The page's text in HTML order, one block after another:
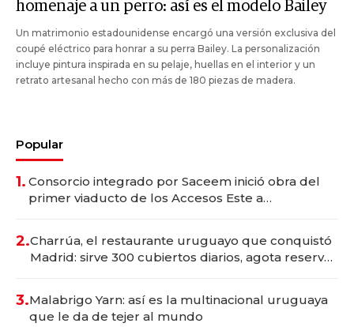
homenaje a un perro: así es el modelo Bailey
Un matrimonio estadounidense encargó una versión exclusiva del
coupé eléctrico para honrar a su perra Bailey. La personalización
incluye pintura inspirada en su pelaje, huellas en el interior y un
retrato artesanal hecho con más de 180 piezas de madera.
Popular
1. Consorcio integrado por Saceem inició obra del
primer viaducto de los Accesos Este a
2.Charrúa, el restaurante uruguayo que conquistó
Madrid: sirve 300 cubiertos diarios, agota reservas
3.Malabrigo Yarn: así es la multinacional uruguaya
que le da de tejer al mundo